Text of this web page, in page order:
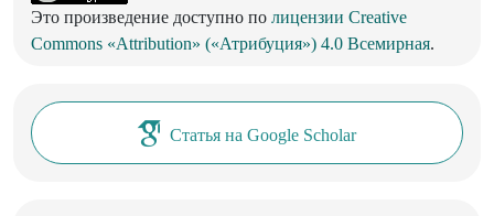
Это произведение доступно по лицензии Creative
Commons «Attribution» («Атрибуция») 4.0 Всемирная.
Статья на Google Scholar